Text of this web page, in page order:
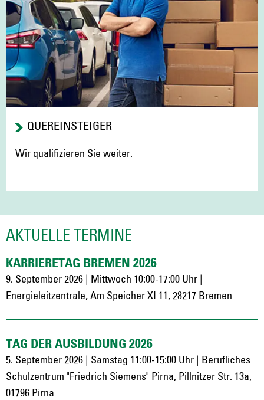
QUEREINSTEIGER
Wir qualifizieren Sie weiter.
AKTUELLE TERMINE
KARRIERETAG BREMEN 2026
9. September 2026 | Mittwoch 10:00-17:00 Uhr |
Energieleitzentrale, Am Speicher XI 11, 28217 Bremen
TAG DER AUSBILDUNG 2026
5. September 2026 | Samstag 11:00-15:00 Uhr | Berufliches
Schulzentrum "Friedrich Siemens" Pirna, Pillnitzer Str. 13a,
01796 Pirna